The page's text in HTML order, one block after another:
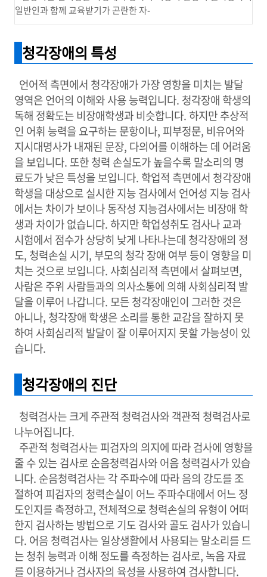
일반인과 함께 교육받기가 곤란한 자-
청각장애의 특성
언어적 측면에서 청각장애가 가장 영향을 미치는 발달
영역은 언어의 이해와 사용 능력입니다. 청각장애 학생의
독해 정확도는 비장애학생과 비슷합니다. 하지만 추상적
인 어휘 능력을 요구하는 문항이나, 피부정문, 비유어와
지시대명사가 내재된 문장, 다의어를 이해하는 데 어려움
을 보입니다. 또한 청력 손실도가 높을수록 말소리의 명
료도가 낮은 특성을 보입니다. 학업적 측면에서 청각장애
학생을 대상으로 실시한 지능 검사에서 언어성 지능 검사
에서는 차이가 보이나 동작성 지능검사에서는 비장애 학
생과 차이가 없습니다. 하지만 학업성취도 검사나 교과
시험에서 점수가 상당히 낮게 나타나는데 청각장애의 정
도, 청력손실 시기, 부모의 청각 장애 여부 등이 영향을 미
치는 것으로 보입니다. 사회심리적 측면에서 살펴보면,
사람은 주위 사람들과의 의사소통에 의해 사회심리적 발
달을 이루어 나갑니다. 모든 청각장애인이 그러한 것은
아니나, 청각장애 학생은 소리를 통한 교감을 잘하지 못
하여 사회심리적 발달이 잘 이루어지지 못할 가능성이 있
습니다.
청각장애의 진단
청력검사는 크게 주관적 청력검사와 객관적 청력검사로
나누어집니다.
주관적 청력검사는 피검자의 의지에 따라 검사에 영향을
줄 수 있는 검사로 순음청력검사와 어음 청력검사가 있습
니다. 순음청력검사는 각 주파수에 따라 음의 강도를 조
절하여 피검자의 청력손실이 어느 주파수대에서 어느 정
도인지를 측정하고, 전체적으로 청력손실의 유형이 어떠
한지 검사하는 방법으로 기도 검사와 골도 검사가 있습니
다. 어음 청력검사는 일상생활에서 사용되는 말소리를 드
는 청취 능력과 이해 정도를 측정하는 검사로, 녹음 자료
를 이용하거나 검사자의 육성을 사용하여 검사합니다.